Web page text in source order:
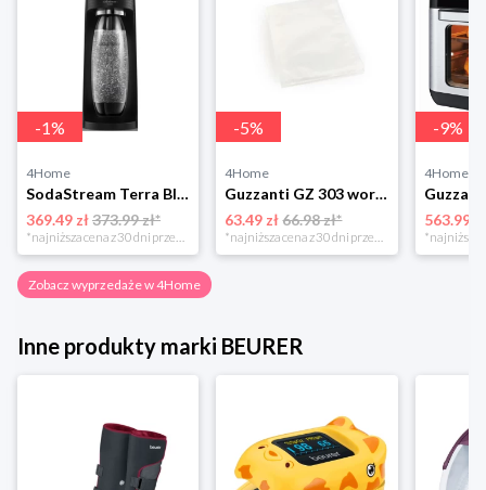
-1%
4Home
SodaStream Terra Black Saturator wody gazowanej Sodastream
369.49 zł373.99 zł*
*najniższa cena z 30 dni przed obniżką
-5%
4Home
Guzzanti GZ 303 woreczki do pakowarki próżniowej 50 szt., 28 x 40 cm
63.49 zł 66.98 zł*
*najniższa cena z 30 dni przed obniżką
-9%
4Home
563.99 zł
Zobacz wyprzedaże w 4Home
Inne produkty marki BEURER